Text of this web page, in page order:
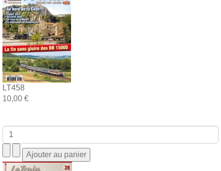
LT458
10,00 €